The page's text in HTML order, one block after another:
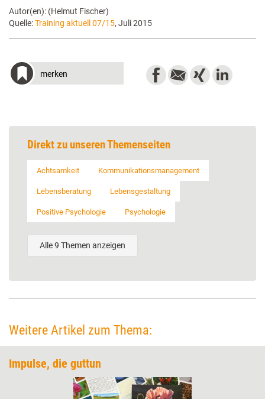
Autor(en): (Helmut Fischer)
Quelle:Training aktuell 07/15, Juli 2015
merken
Direkt zu unseren Themenseiten
Achtsamkeit Kommunikationsmanagement
Lebensberatung Lebensgestaltung
Positive Psychologie Psychologie
Alle 9 Themen anzeigen
Weitere Artikel zum Thema:
Impulse, die guttun